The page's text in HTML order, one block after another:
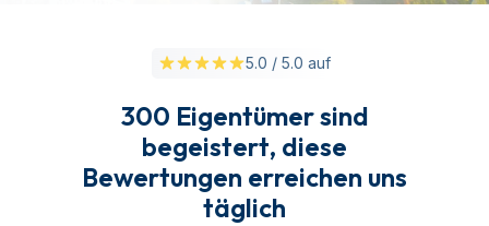
5.0 / 5.0 auf
300 Eigentümer sind
begeistert, diese
Bewertungen erreichen uns
täglich